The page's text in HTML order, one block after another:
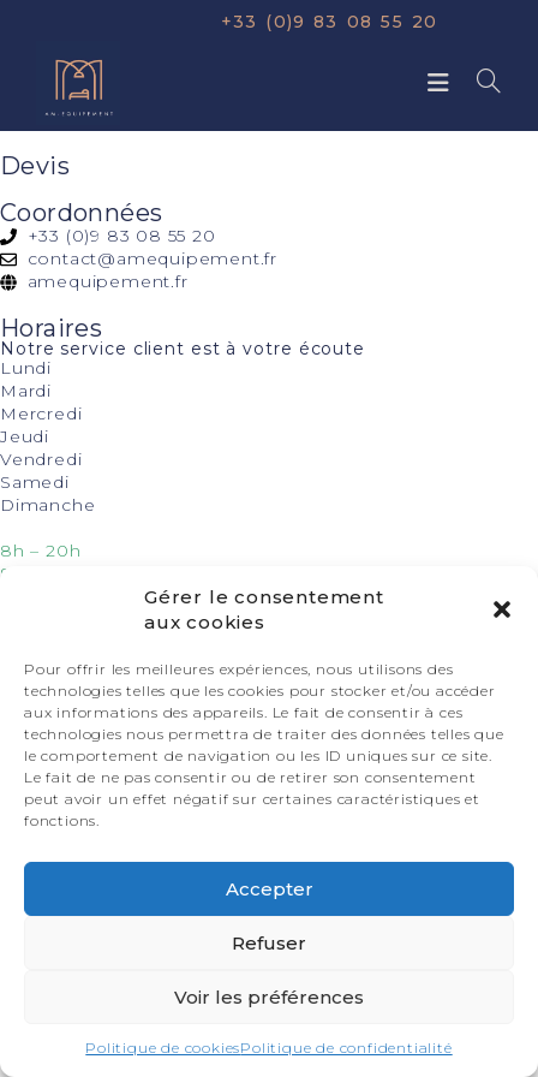
Gérer le consentement
aux cookies
Pour offrir les meilleures expériences, nous utilisons des
technologies telles que les cookies pour stocker et/ou accéder
aux informations des appareils. Le fait de consentir à ces
technologies nous permettra de traiter des données telles que
le comportement de navigation ou les ID uniques sur ce site.
Le fait de ne pas consentir ou de retirer son consentement
peut avoir un effet négatif sur certaines caractéristiques et
fonctions.
Accepter
Refuser
Voir les préférences
Politique de cookiesPolitique de confidentialité
+33 (0)9 83 08 55 20
Devis
Coordonnées
+33 (0)9 83 08 55 20
contact@amequipement.fr
amequipement.fr
Horaires
Notre service client est à votre écoute
Lundi
Mardi
Mercredi
Jeudi
Vendredi
Samedi
Dimanche
8h – 20h
8h – 20h
Fermé
Fermé
Investisseurs & Résidences secondaires
Hôtellerie & Pros
Devis rapide
Produits